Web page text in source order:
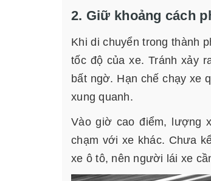
2. Giữ khoảng cách
Khi di chuyển trong thành
tốc độ của xe. Tránh xảy
bất ngờ. Hạn chế chạy xe
xung quanh.
Vào giờ cao điểm, lượng
chạm với xe khác. Chưa
xe ô tô, nên người lái xe